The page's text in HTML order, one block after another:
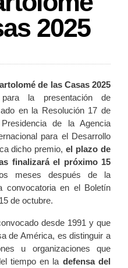
2025
de las Casas 2025
la presentación de
en la Resolución 17 de
de la Agencia
para el Desarrollo
dicho premio,el plazo de
finalizará el próximo 15
meses después de la
convocatoria en el Boletín
de octubre.
desde 1991 y que
de América, es distinguir a
u organizaciones que
tiempo en la defensa del